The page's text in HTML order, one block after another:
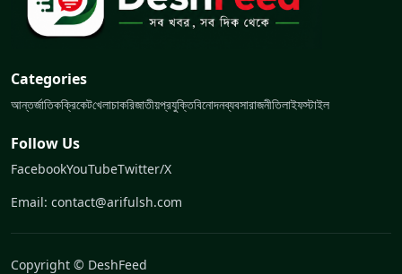
Categories
আন্তর্জাতিকক্রিকেটখেলাচাকরিজাতীয়প্রযুক্তিবিনোদনব্যবসারাজনীতিলাইফস্টাইল
Follow Us
FacebookYouTubeTwitter/X
Email: contact@arifulsh.com
Copyright © DeshFeed